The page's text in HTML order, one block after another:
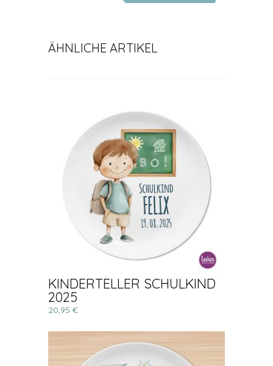
ÄHNLICHE ARTIKEL
KINDERTELLER SCHULKIND
2025
20,95 €